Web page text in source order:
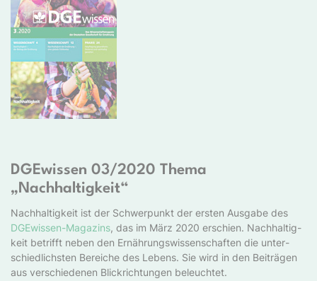
DGEwissen 03/2020 Thema
„Nachhaltigkeit“
Nach­hal­tig­keit ist der Schwer­punkt der ers­ten Aus­ga­be des
DGEwissen-Ma­ga­zins, das im März 2020 er­schien. Nach­hal­tig­
keit be­trifft ne­ben den Er­nähr­ungs­wis­sen­schaf­ten die un­ter­
schied­lich­sten Be­rei­che des Le­bens. Sie wird in den Bei­trä­gen
aus ver­schie­de­nen Blick­rich­tung­en be­leuch­tet.